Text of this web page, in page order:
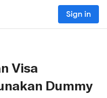
Sign in
Visa
Dummy